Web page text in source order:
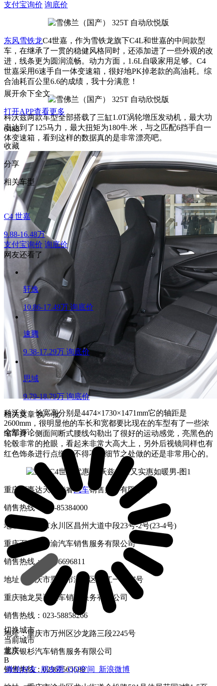
支付宝询价 询底价
东风雪铁龙C4世嘉，作为雪铁龙旗下C4L和世嘉的中间款型
车，在继承了一贯的稳健风格同时，还添加进了一些外观的改
进，线条更为圆润流畅。动力方面，1.6L自吸家用足够。C4
世嘉采用6速手自一体变速箱，很好地PK掉老款的高油耗。综
合油耗百公里6.6的成绩，我十分满意！
科沃兹两款车型全部搭载了三缸1.0T涡轮增压发动机，最大功
率达到了125马力，最大扭矩为180牛.米，与之匹配6挡手自一
体变速箱，看到这样的数据真的是非常漂亮吧。
科沃兹，长宽高分别是4474×1730×1471mm它的轴距是
2600mm，很明显他的车长和宽都要比现在的车型有了一些浓
缩车身，侧面间断式腰线勾勒出了很好的运动感觉，亮黑色的
轮毂非常的抢眼，看起来非常大高大上，另外后视镜同样也有
红色饰条进行点缀，不得不说细节之处做的还是非常用心的。
重庆百事达天威华睿汽车销售服务有限公司
销售热线：023-85384000
地址：重庆市永川区昌州大道中段23号-2号(23-4号)
重庆百事达华渝汽车销售服务有限公司
销售热线：02386696811
地址：重庆市重庆市渝中区长江一路67号
重庆驰龙昊通汽车销售服务有限公司
销售热线：023-58858266
地址：重庆市万州区沙龙路三段2245号
重庆银杉汽车销售服务有限公司
销售热线：02367565588
展开余下全文
打开APP查看更多
6488
收藏
分享
相关车型
C4 世嘉
9.88-16.48万
支付宝询价 询底价
网友还看了
轩逸
10.86-17.49万 询底价
速腾
9.38-17.29万 询底价
思域
9.79-18.79万 询底价
相关文章换一批
全部评论
切换城市
当前城市
北京
B
微信好友 朋友圈 QQ空间 新浪微博